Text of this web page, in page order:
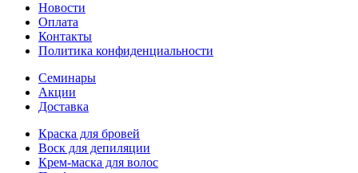
Новости
Оплата
Контакты
Политика конфиденциальности
Семинары
Акции
Доставка
Краска для бровей
Воск для депиляции
Крем-маска для волос